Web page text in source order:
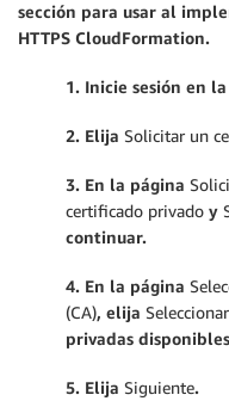
sección para usar al
HTTPS CloudFormation.
1. Inicie sesión en
2. Elija Solicitar un
3. En la página
certificado privado y
continuar.
4. En la página
(CA), elija
privadas
5. Elija Siguiente.